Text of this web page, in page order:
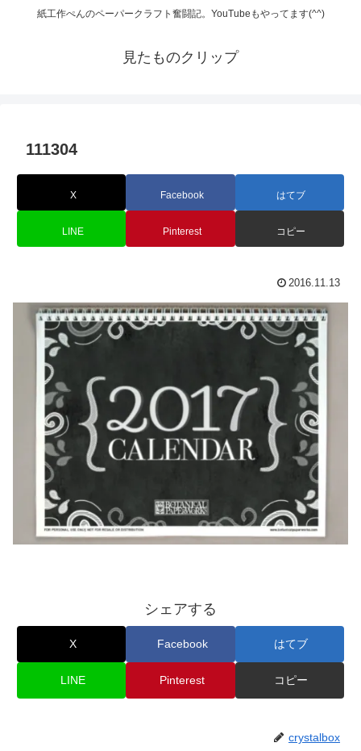
紙工作ぺんのペーパークラフト奮闘記。YouTubeもやってます(^^)
見たものクリップ
111304
X Facebook はてブ
LINE Pinterest コピー
2016.11.13
シェアする
X Facebook はてブ
LINE Pinterest コピー
crystalbox